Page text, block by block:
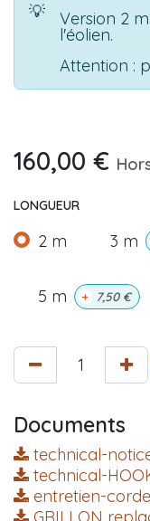
💡
Version 2
l'éolien.
Attention :
160,00 €
LONGUEUR
2 m 3 m
5 m + 7,50€
Documents
technical-
technical-
entretien-
GRILLON